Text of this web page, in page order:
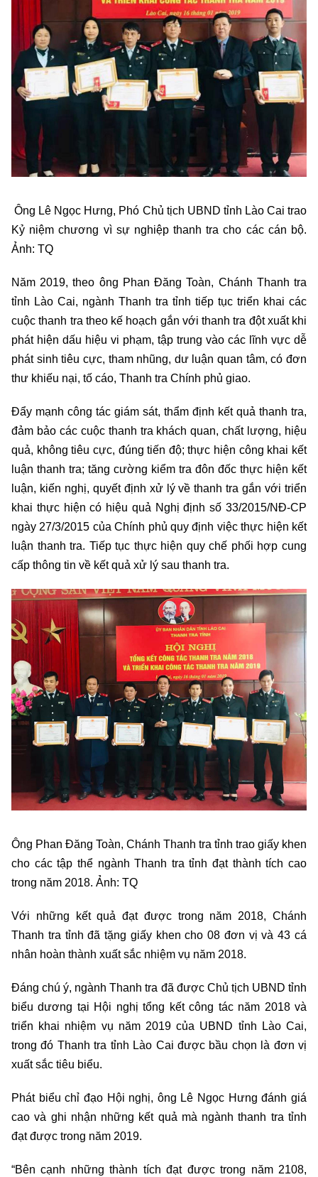
Ông Lê Ngọc Hưng, Phó Chủ tịch UBND tỉnh Lào Cai trao
Kỷ niệm chương vì sự nghiệp thanh tra cho các cán bộ.
Ảnh: TQ
Năm 2019, theo ông Phan Đăng Toàn, Chánh Thanh tra
tỉnh Lào Cai, ngành Thanh tra tỉnh tiếp tục triển khai các
cuộc thanh tra theo kế hoạch gắn với thanh tra đột xuất khi
phát hiện dấu hiệu vi phạm, tập trung vào các lĩnh vực dễ
phát sinh tiêu cực, tham nhũng, dư luận quan tâm, có đơn
thư khiếu nại, tố cáo, Thanh tra Chính phủ giao.
Đẩy mạnh công tác giám sát, thẩm định kết quả thanh tra,
đảm bảo các cuộc thanh tra khách quan, chất lượng, hiệu
quả, không tiêu cực, đúng tiến độ; thực hiện công khai kết
luận thanh tra; tăng cường kiểm tra đôn đốc thực hiện kết
luận, kiến nghị, quyết định xử lý về thanh tra gắn với triển
khai thực hiện có hiệu quả Nghị định số 33/2015/NĐ-CP
ngày 27/3/2015 của Chính phủ quy định việc thực hiện kết
luận thanh tra. Tiếp tục thực hiện quy chế phối hợp cung
cấp thông tin về kết quả xử lý sau thanh tra.
Ông Phan Đăng Toàn, Chánh Thanh tra tỉnh trao giấy khen
cho các tập thể ngành Thanh tra tỉnh đạt thành tích cao
trong năm 2018. Ảnh: TQ
Với những kết quả đạt được trong năm 2018, Chánh
Thanh tra tỉnh đã tặng giấy khen cho 08 đơn vị và 43 cá
nhân hoàn thành xuất sắc nhiệm vụ năm 2018.
Đáng chú ý, ngành Thanh tra đã được Chủ tịch UBND tỉnh
biểu dương tại Hội nghị tổng kết công tác năm 2018 và
triển khai nhiệm vụ năm 2019 của UBND tỉnh Lào Cai,
trong đó Thanh tra tỉnh Lào Cai được bầu chọn là đơn vị
xuất sắc tiêu biểu.
Phát biểu chỉ đạo Hội nghị, ông Lê Ngọc Hưng đánh giá
cao và ghi nhận những kết quả mà ngành thanh tra tỉnh
đạt được trong năm 2019.
“Bên cạnh những thành tích đạt được trong năm 2108,